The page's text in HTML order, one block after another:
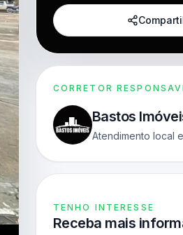
CORRETOR
Bastos
Atendimento local
TENHO INTERESSE
Receba mais